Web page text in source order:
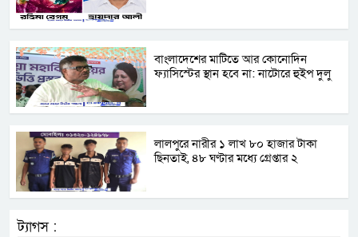
বাংলাদেশের মাটিতে আর কোনোদিন
ফ্যাসিস্টের স্থান হবে না: নাটোরে হুইপ দুলু
লালপুরে নারীর ১ লাখ ৮০ হাজার টাকা
ছিনতাই, ৪৮ ঘণ্টার মধ্যে গ্রেপ্তার ২
ট্যাগস :